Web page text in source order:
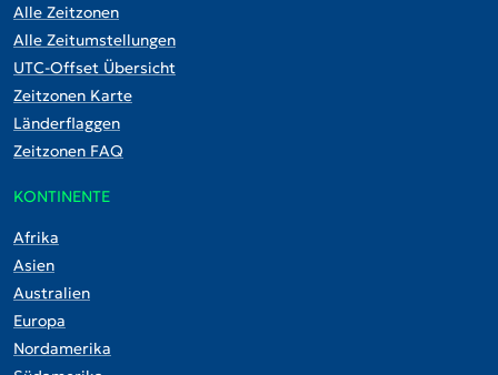
Alle Zeitzonen
Alle Zeitumstellungen
UTC-Offset Übersicht
Zeitzonen Karte
Länderflaggen
Zeitzonen FAQ
KONTINENTE
Afrika
Asien
Australien
Europa
Nordamerika